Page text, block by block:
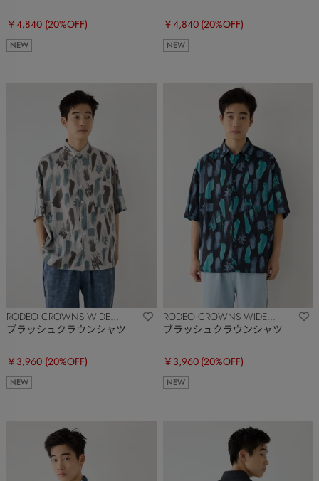
￥4,840 (20%OFF)
NEW
￥4,840 (20%OFF)
NEW
RODEO CROWNS WIDE
BOWL
ブラッシュクラウンシャツ
￥3,960 (20%OFF)
NEW
RODEO CROWNS WIDE
BOWL
ブラッシュクラウンシャツ
￥3,960 (20%OFF)
NEW